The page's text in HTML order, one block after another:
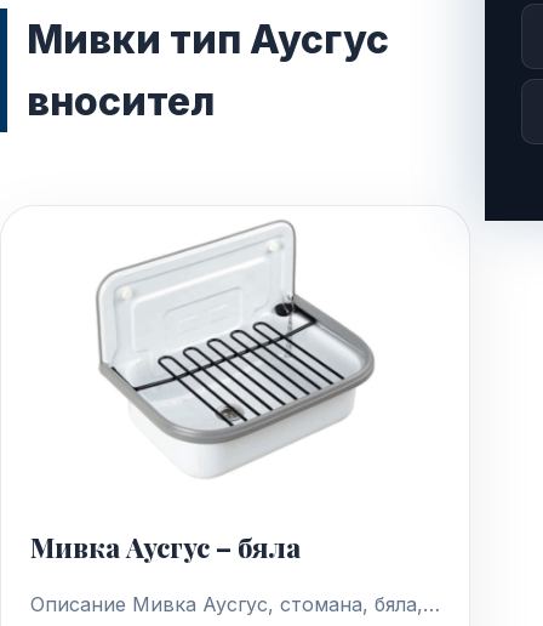
Мивки тип Аусгус
вносител
Мивка Аусгус – бяла
Описание Мивка Аусгус, стомана, бяла,